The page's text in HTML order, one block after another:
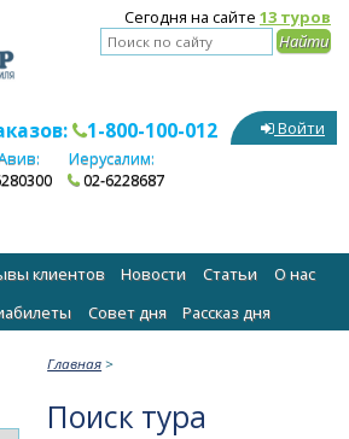
Сегодня на сайте 13 туров
1-800-100-012
Иерусалим:
02-6228687
Войти
клиентов Новости Статьи
О нас
Cовет дня Рассказ дня
Главная >
Поиск тура